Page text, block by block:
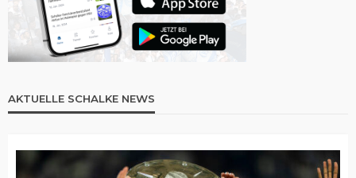
AKTUELLE SCHALKE NEWS